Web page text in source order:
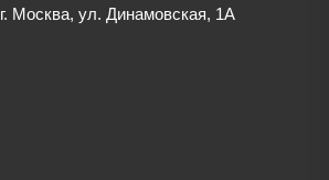
г. Москва, ул. Динамовская, 1А